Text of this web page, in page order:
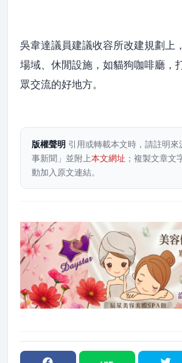
吳韋達議員建議收容所改建規劃上
場域、休閒設施，如貓狗咖啡廳，
眾交流的好地方。
版權聲明 引用或轉載本文時，請註明
事新聞」並附上本文網址 ；複製文章文
動加入原文連結。